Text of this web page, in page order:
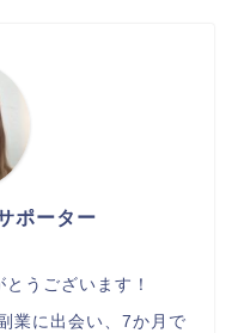
ポーター
うございます！
業に出会い、7か月で